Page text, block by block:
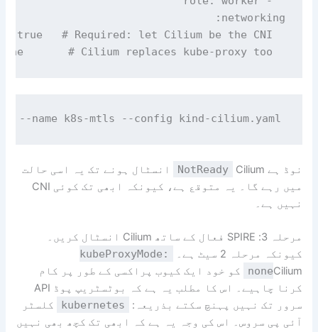
--name k8s-mtls --config kind-cilium.yaml
نوڈ ہے NotReady
Cilium انسٹال ہونے تک یہ اسی حالت
میں رہے گا۔ یہ متوقع ہے، کیونکہ ابھی تک کوئی CNI
نہیں ہے۔
مرحلہ 3: SPIRE فعال کے ساتھ Cilium انسٹال کریں۔
کیونکہ مرحلہ 2 سیٹ ہے۔
kubeProxyMode:
none
Cilium کو خود ایک کیوب پراکسی کے طور پر کام
کرنا چاہیے۔ اس کا مطلب یہ ہے کہ بوٹسٹریپ پوڈ API
سرور تک نہیں پہنچ سکتے بذریعہ:
kubernetes
کلسٹر
آئی پی سروس۔ اس کی وجہ یہ ہے کہ ابھی تک کچھ بھی نہیں